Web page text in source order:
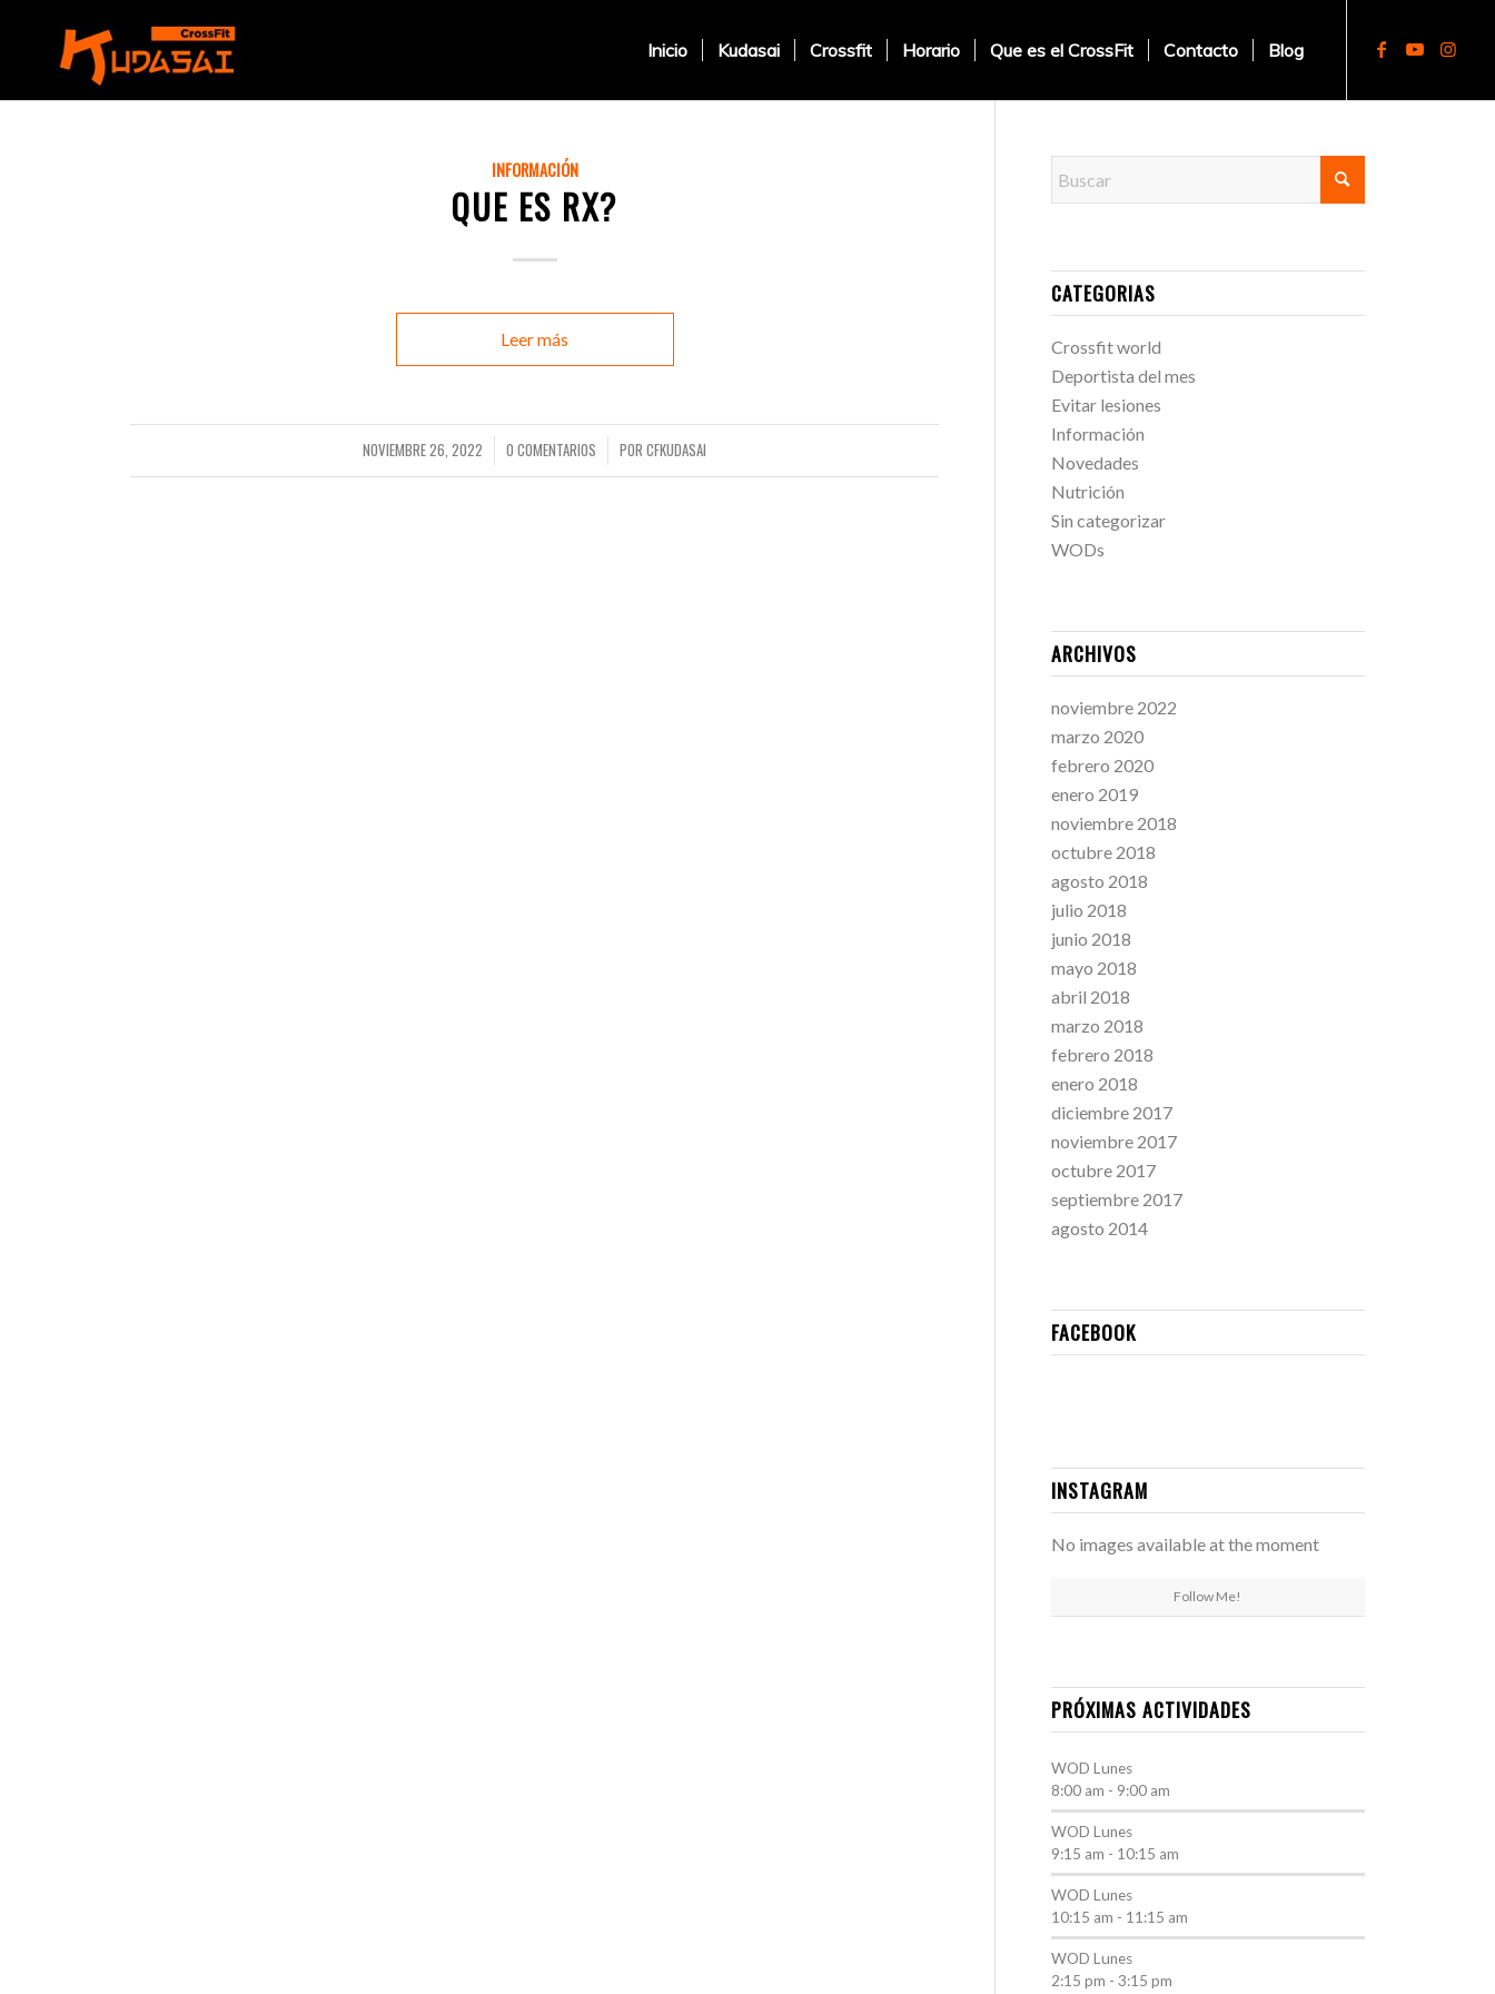
Inicio Kudasai Crossfit Horario Que es el CrossFit Contacto Blog
INFORMACIÓN
QUE ES RX?
Leer más
NOVIEMBRE 26, 2022
/ 0 COMENTARIOS
/ PORCFKUDASAI
CATEGORIAS
Crossfit world
Deportista del mes
Evitar lesiones
Información
Novedades
Nutrición
Sin categorizar
WODs
ARCHIVOS
noviembre 2022
marzo 2020
febrero 2020
enero 2019
noviembre 2018
octubre 2018
agosto 2018
julio 2018
junio 2018
mayo 2018
abril 2018
marzo 2018
febrero 2018
enero 2018
diciembre 2017
noviembre 2017
octubre 2017
septiembre 2017
agosto 2014
FACEBOOK
INSTAGRAM
No images available at the moment
Follow Me!
PRÓXIMAS ACTIVIDADES
WOD Lunes
8:00 am - 9:00 am
WOD Lunes
9:15 am - 10:15 am
WOD Lunes
10:15 am - 11:15 am
WOD Lunes
2:15 pm - 3:15 pm